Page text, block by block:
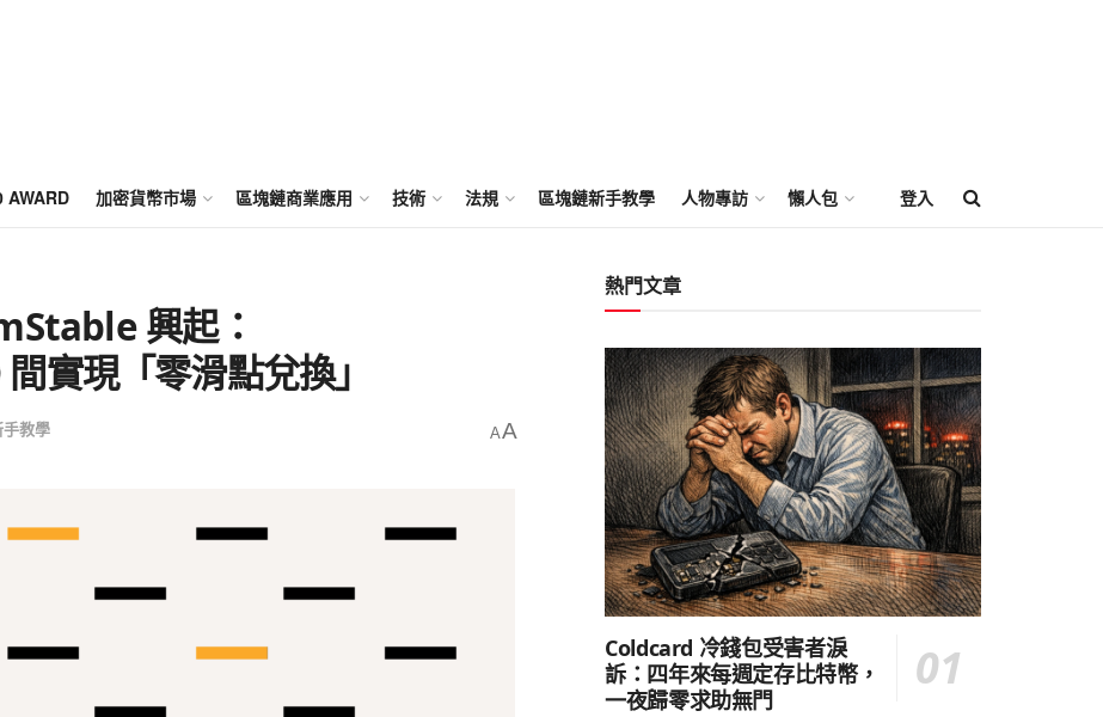
AWARD 加密貨幣市場 區塊鏈商業應用 技術 法規 區塊鏈新手教學 人物專訪 懶人包 登入
興起：
實現「零滑點兌換」
教學 AA
熱門文章
Coldcard 冷錢包受害者淚
訴：四年來每週定存比特幣，
一夜歸零求助無門